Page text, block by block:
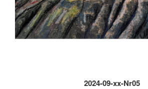
2024-09-xx-Nr05